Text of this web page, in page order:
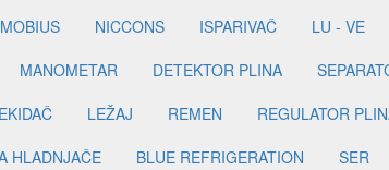
MOBIUS NICCONS ISPARIVAČ LU - VE
MANOMETAR DETEKTOR PLINA
LEŽAJ REMEN REGULATOR
HLADNJAČE BLUE REFRIGERATION SER